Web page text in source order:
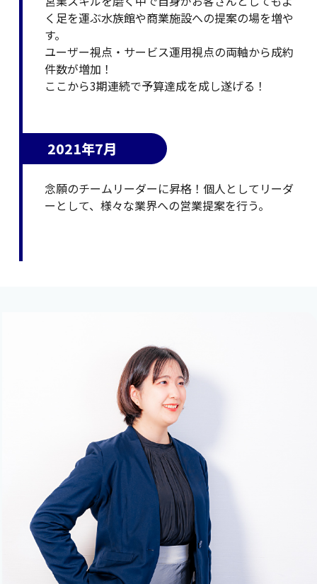
く足を運ぶ水族館や商業施設への提案の場を増や
す。
ユーザー視点・サービス運用視点の両軸から成約
件数が増加！
ここから3期連続で予算達成を成し遂げる！
2021年7月
念願のチームリーダーに昇格！個人としてリーダ
ーとして、様々な業界への営業提案を行う。